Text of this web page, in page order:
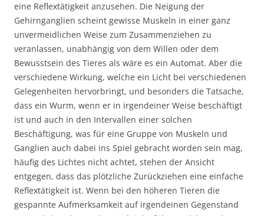
eine Reflextätigkeit anzusehen. Die Neigung der
Gehirnganglien scheint gewisse Muskeln in einer ganz
unvermeidlichen Weise zum Zusammenziehen zu
veranlassen, unabhängig von dem Willen oder dem
Bewusstsein des Tieres als wäre es ein Automat. Aber die
verschiedene Wirkung, welche ein Licht bei verschiedenen
Gelegenheiten hervorbringt, und besonders die Tatsache,
dass ein Wurm, wenn er in irgendeiner Weise beschäftigt
ist und auch in den Intervallen einer solchen
Beschäftigung, was für eine Gruppe von Muskeln und
Ganglien auch dabei ins Spiel gebracht worden sein mag,
häufig des Lichtes nicht achtet, stehen der Ansicht
entgegen, dass das plötzliche Zurückziehen eine einfache
Reflextätigkeit ist. Wenn bei den höheren Tieren die
gespannte Aufmerksamkeit auf irgendeinen Gegenstand